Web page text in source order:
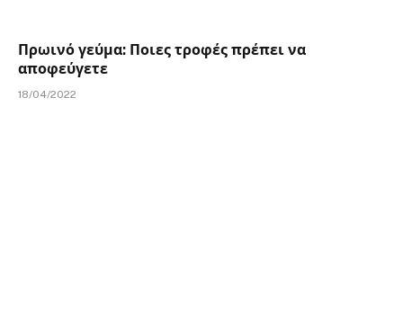
Πρωινό γεύμα: Ποιες τροφές πρέπει να
αποφεύγετε
18/04/2022